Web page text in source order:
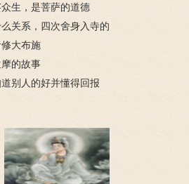
生，是菩萨的道德
关系，四次舍身入寺的
大布施
的故事
别人的好并懂得回报